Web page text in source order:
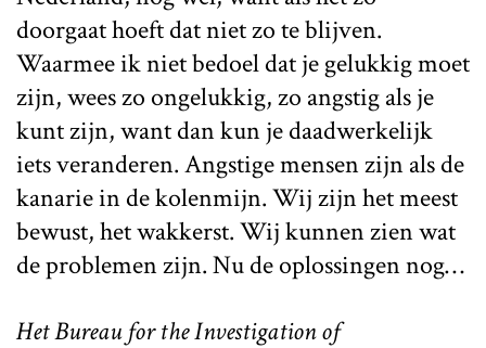
doorgaat hoeft dat niet zo te blijven.
Waarmee ik niet bedoel dat je gelukkig moet
zijn, wees zo ongelukkig, zo angstig als je
kunt zijn, want dan kun je daadwerkelijk
iets veranderen. Angstige mensen zijn als de
kanarie in de kolenmijn. Wij zijn het meest
bewust, het wakkerst. Wij kunnen zien wat
de problemen zijn. Nu de oplossingen nog…
Het Bureau for the Investigation of